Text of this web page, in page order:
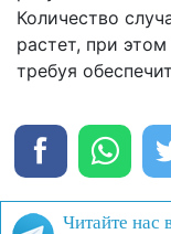
Количество
растет, при
требуя
Читайте нас